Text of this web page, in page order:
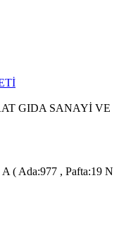
GIDA SANAYİ VE
( Ada:977 , Pafta:19 N